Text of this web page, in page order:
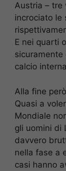
Austria – tre
incrociato le
E nei quarti
calcio
Alla fine
Quasi a
Mondiale
gli uomini di
davvero
nella fase a
casi hanno